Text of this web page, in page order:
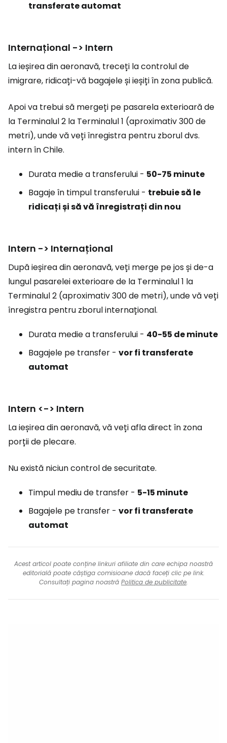
transferate automat
Internațional -> Intern
La ieșirea din aeronavă, treceți la controlul de
imigrare, ridicați-vă bagajele și ieșiți în zona publică.
Apoi va trebui să mergeți pe pasarela exterioară de
la Terminalul 2 la Terminalul 1 (aproximativ 300 de
metri), unde vă veți înregistra pentru zborul dvs.
intern în Chile.
Durata medie a transferului - 50-75 minute
Bagaje în timpul transferului - trebuie să le
ridicați și să vă înregistrați din nou
Intern -> Internațional
După ieșirea din aeronavă, veți merge pe jos și de-a
lungul pasarelei exterioare de la Terminalul 1 la
Terminalul 2 (aproximativ 300 de metri), unde vă veți
înregistra pentru zborul internațional.
Durata medie a transferului - 40-55 de minute
Bagajele pe transfer - vor fi transferate
automat
Intern <-> Intern
La ieșirea din aeronavă, vă veți afla direct în zona
porții de plecare.
Nu există niciun control de securitate.
Timpul mediu de transfer - 5-15 minute
Bagajele pe transfer - vor fi transferate
automat
Acest articol poate conține linkuri afiliate din care echipa noastră
editorială poate câștiga comisioane dacă faceți clic pe link.
Consultați pagina noastră Politica de publicitate.